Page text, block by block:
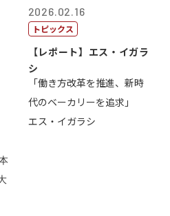
2026.02.16
トピックス
【レポート】エス・イガラ
シ
「働き方改革を推進、新時
代のベーカリーを追求」
エス・イガラシ